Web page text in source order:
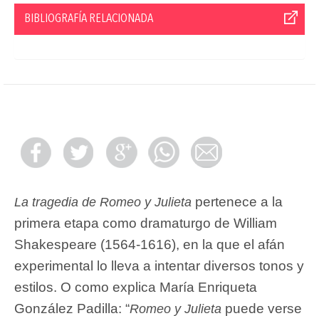
BIBLIOGRAFÍA RELACIONADA
La tragedia de Romeo y Julieta pertenece a la
primera etapa como dramaturgo de William
Shakespeare (1564-1616), en la que el afán
experimental lo lleva a intentar diversos tonos y
estilos. O como explica María Enriqueta
González Padilla: “Romeo y Julieta puede verse